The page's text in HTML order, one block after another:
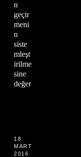
n
geçir
meni
n
siste
mleşt
irilme
sine
değer
18
MART
2016